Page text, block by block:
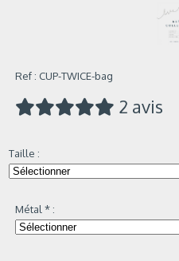
Ref : CUP-TWICE-bag
2 avis
Taille :
Métal* :